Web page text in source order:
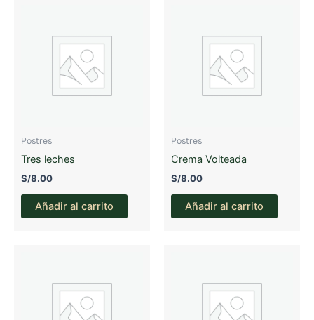
Postres
Tres leches
S/8.00
Añadir al carrito
Postres
Crema Volteada
S/8.00
Añadir al carrito